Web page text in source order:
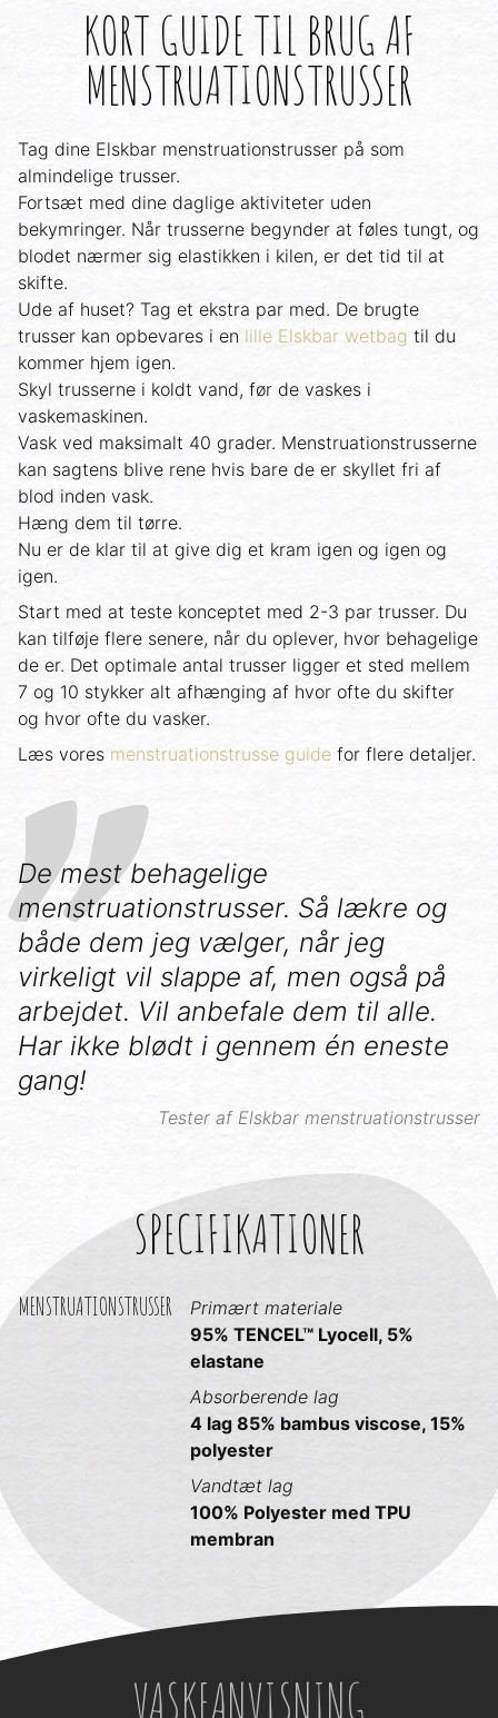
KORT GUIDE TIL BRUG AF
MENSTRUATIONSTRUSSER
Tag dine Elskbar menstruationstrusser på som
almindelige trusser.
Fortsæt med dine daglige aktiviteter uden
bekymringer. Når trusserne begynder at føles tungt, og
blodet nærmer sig elastikken i kilen, er det tid til at
skifte.
Ude af huset? Tag et ekstra par med. De brugte
trusser kan opbevares i en lille Elskbar wetbag til du
kommer hjem igen.
Skyl trusserne i koldt vand, før de vaskes i
vaskemaskinen.
Vask ved maksimalt 40 grader. Menstruationstrusserne
kan sagtens blive rene hvis bare de er skyllet fri af
blod inden vask.
Hæng dem til tørre.
Nu er de klar til at give dig et kram igen og igen og
igen.
Start med at teste konceptet med 2-3 par trusser. Du
kan tilføje flere senere, når du oplever, hvor behagelige
de er. Det optimale antal trusser ligger et sted mellem
7 og 10 stykker alt afhænging af hvor ofte du skifter
og hvor ofte du vasker.
Læs vores menstruationstrusse guide for flere detaljer.
De mest behagelige
menstruationstrusser. Så lækre og
både dem jeg vælger, når jeg
virkeligt vil slappe af, men også på
arbejdet. Vil anbefale dem til alle.
Har ikke blødt i gennem én eneste
gang!
Tester af Elskbar menstruationstrusser
SPECIFIKATIONER
MENSTRUATIONSTRUSSER
Primært materiale
95% TENCEL™ Lyocell, 5%
elastane
Absorberende lag
4 lag 85% bambus viscose, 15%
polyester
Vandtæt lag
100% Polyester med TPU
membran
VASKEANVISNING